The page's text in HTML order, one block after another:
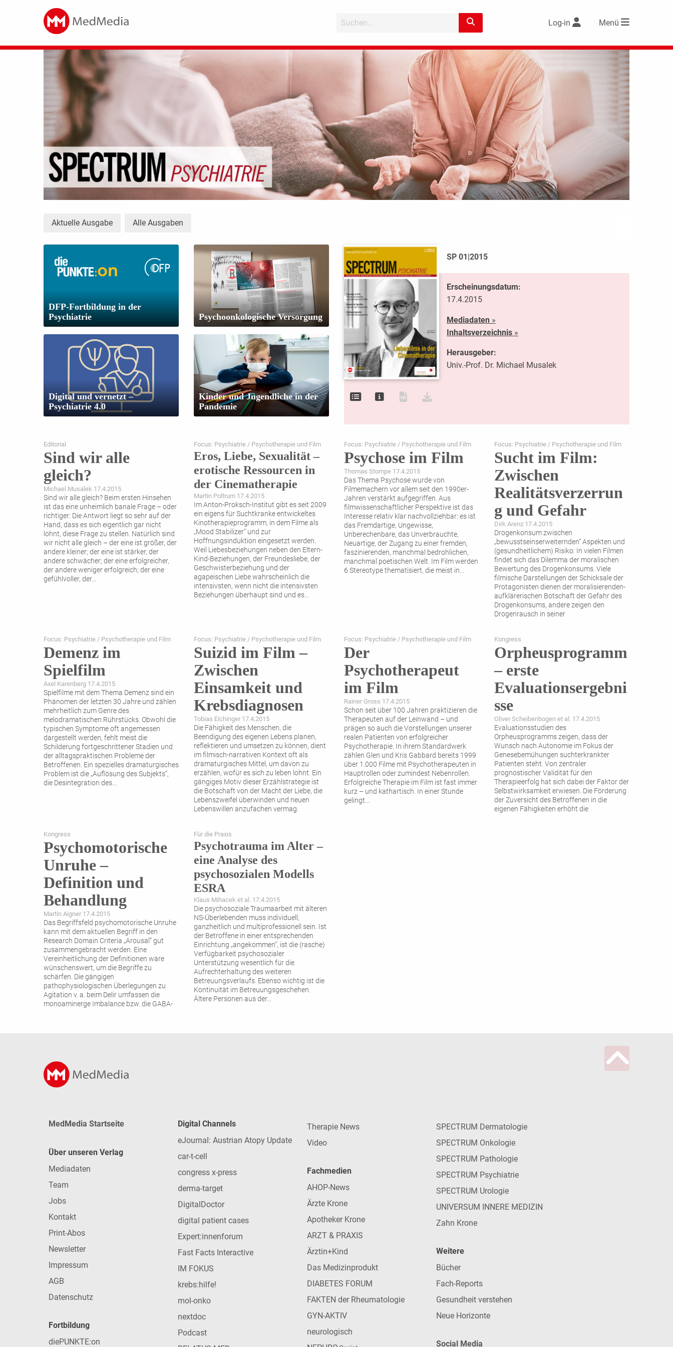
Log-in Menü
Aktuelle Ausgabe Alle Ausgaben
DFP-Fortbildung in der
Psychiatrie
Psychoonkologische Versorgung
Digital und vernetzt –
Psychiatrie 4.0
Kinder und Jugendliche in der
Pandemie
SP 01|2015
Erscheinungsdatum:
17.4.2015
Mediadaten»
Inhaltsverzeichnis»
Herausgeber:
Univ.-Prof. Dr. Michael Musalek
Editorial
Sind wir alle
gleich?
Michael Musalek 17.4.2015
Sind wir alle gleich? Beim ersten Hinsehen
ist das eine unheimlich banale Frage – oder
richtiger: Die Antwort liegt so sehr auf der
Hand, dass es sich eigentlich gar nicht
lohnt, diese Frage zu stellen. Natürlich sind
wir nicht alle gleich – der eine ist größer, der
andere kleiner; der eine ist stärker, der
andere schwächer; der eine erfolgreicher,
der andere weniger erfolgreich; der eine
gefühlvoller, der...
Focus: Psychiatrie / Psychotherapie und Film
Eros, Liebe, Sexualität –
erotische Ressourcen in
der Cinematherapie
Martin Poltrum 17.4.2015
Im Anton-Proksch-Institut gibt es seit 2009
ein eigens für Suchtkranke entwickeltes
Kinotherapieprogramm, in dem Filme als
„Mood Stabilizer“ und zur
Hoffnungsinduktion eingesetzt werden.
Weil Liebesbeziehungen neben den Eltern-
Kind-Beziehungen, der Freundesliebe, der
Geschwisterbeziehung und der
agapeischen Liebe wahrscheinlich die
intensivsten, wenn nicht die intensivsten
Beziehungen überhaupt sind und es...
Focus: Psychiatrie / Psychotherapie und Film
Psychose im Film
Thomas Stompe 17.4.2015
Das Thema Psychose wurde von
Filmemachern vor allem seit den 1990er-
Jahren verstärkt aufgegriffen. Aus
filmwissenschaftlicher Perspektive ist das
Interesse relativ klar nachvollziehbar: es ist
das Fremdartige, Ungewisse,
Unberechenbare, das Unverbrauchte,
Neuartige, der Zugang zu einer fremden,
faszinierenden, manchmal bedrohlichen,
manchmal poetischen Welt. Im Film werden
6 Stereotype thematisiert, die meist in...
Focus: Psychiatrie / Psychotherapie und Film
Sucht im Film:
Zwischen
Realitätsverzerrun
g und Gefahr
Dirk Arenz 17.4.2015
Drogenkonsum zwischen
„bewusstseinserweiternden“ Aspekten und
(gesundheitlichem) Risiko: In vielen Filmen
findet sich das Dilemma der moralischen
Bewertung des Drogenkonsums. Viele
filmische Darstellungen der Schicksale der
Protagonisten dienen der moralisierenden-
aufklärerischen Botschaft der Gefahr des
Drogenkonsums, andere zeigen den
Drogenrausch in seiner
Focus: Psychiatrie / Psychotherapie und Film
Demenz im
Spielfilm
Axel Karenberg 17.4.2015
Spielfilme mit dem Thema Demenz sind ein
Phänomen der letzten 30 Jahre und zählen
mehrheitlich zum Genre des
melodramatischen Rührstücks. Obwohl die
typischen Symptome oft angemessen
dargestellt werden, fehlt meist die
Schilderung fortgeschrittener Stadien und
der alltagspraktischen Probleme der
Betroffenen. Ein spezielles dramaturgisches
Problem ist die „Auflösung des Subjekts“,
die Desintegration des...
Focus: Psychiatrie / Psychotherapie und Film
Suizid im Film –
Zwischen
Einsamkeit und
Krebsdiagnosen
Tobias Eichinger 17.4.2015
Die Fähigkeit des Menschen, die
Beendigung des eigenen Lebens planen,
reflektieren und umsetzen zu können, dient
im filmisch-narrativen Kontext oft als
dramaturgisches Mittel, um davon zu
erzählen, wofür es sich zu leben lohnt. Ein
gängiges Motiv dieser Erzählstrategie ist
die Botschaft von der Macht der Liebe, die
Lebenszweifel überwinden und neuen
Lebenswillen anzufachen vermag.
Focus: Psychiatrie / Psychotherapie und Film
Der
Psychotherapeut
im Film
Rainer Gross 17.4.2015
Schon seit über 100 Jahren praktizieren die
Therapeuten auf der Leinwand – und
prägen so auch die Vorstellungen unserer
realen Patienten von erfolgreicher
Psychotherapie. In ihrem Standardwerk
zählen Glen und Kris Gabbard bereits 1999
über 1.000 Filme mit Psychotherapeuten in
Hauptrollen oder zumindest Nebenrollen.
Erfolgreiche Therapie im Film ist fast immer
kurz – und kathartisch. In einer Stunde
gelingt...
Kongress
Orpheusprogramm
– erste
Evaluationsergebni
sse
Oliver Scheibenbogen et al. 17.4.2015
Evaluationsstudien des
Orpheusprogramms zeigen, dass der
Wunsch nach Autonomie im Fokus der
Genesebemühungen suchterkrankter
Patienten steht. Von zentraler
prognostischer Validität für den
Therapieerfolg hat sich dabei der Faktor der
Selbstwirksamkeit erwiesen. Die Förderung
der Zuversicht des Betroffenen in die
eigenen Fähigkeiten erhöht die
Kongress
Psychomotorische
Unruhe –
Definition und
Behandlung
Martin Aigner 17.4.2015
Das Begriffsfeld psychomotorische Unruhe
kann mit dem aktuellen Begriff in den
Research Domain Criteria „Arousal“ gut
zusammengebracht werden. Eine
Vereinheitlichung der Definitionen wäre
wünschenswert, um die Begriffe zu
schärfen. Die gängigen
pathophysiologischen Überlegungen zu
Agitation v. a. beim Delir umfassen die
monoaminerge Imbalance bzw. die GABA-
Für die Praxis
Psychotrauma im Alter –
eine Analyse des
psychosozialen Modells
ESRA
Klaus Mihacek et al. 17.4.2015
Die psychosoziale Traumaarbeit mit älteren
NS-Überlebenden muss individuell,
ganzheitlich und multiprofessionell sein. Ist
der Betroffene in einer entsprechenden
Einrichtung „angekommen“, ist die (rasche)
Verfügbarkeit psychosozialer
Unterstützung wesentlich für die
Aufrechterhaltung des weiteren
Betreuungsverlaufs. Ebenso wichtig ist die
Kontinuität im Betreuungsgeschehen.
Ältere Personen aus der...
MedMedia Startseite
Über unseren Verlag
Mediadaten
Team
Jobs
Kontakt
Print-Abos
Newsletter
Impressum
AGB
Datenschutz
Fortbildung
diePUNKTE:on
Digital Channels
eJournal: Austrian Atopy Update
car-t-cell
congress x-press
derma-target
DigitalDoctor
digital patient cases
Expert:innenforum
Fast Facts Interactive
IM FOKUS
krebs:hilfe!
mol-onko
nextdoc
Podcast
Therapie News
Video
Fachmedien
AHOP-News
Ärzte Krone
Apotheker Krone
ARZT & PRAXIS
Ärztin+Kind
Das Medizinprodukt
DIABETES FORUM
FAKTEN der Rheumatologie
GYN-AKTIV
neurologisch
SPECTRUM Dermatologie
SPECTRUM Onkologie
SPECTRUM Pathologie
SPECTRUM Psychiatrie
SPECTRUM Urologie
UNIVERSUM INNERE MEDIZIN
Zahn Krone
Weitere
Bücher
Fach-Reports
Gesundheit verstehen
Neue Horizonte
Social Media